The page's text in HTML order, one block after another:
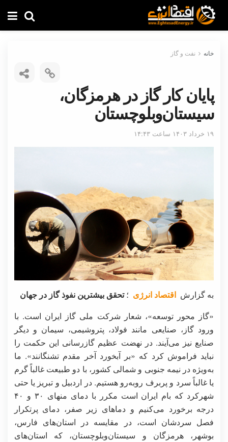
خانه نفت و گاز
پایان کار گاز در هرمزگان،
سیستان‌وبلوچستان
۱۹ خرداد ۱۴۰۳ ساعت ۱۴:۴۳
به گزارش اقتصاد انرژی ؛تحقق بیشترین نفوذ گاز در جهان
«گاز محور توسعه»، شعار شرکت ملی گاز ایران است. با
ورود گاز، صنایعی مانند فولاد، پتروشیمی، سیمان و دیگر
صنایع نیز می‌آیند. در نهضت عظیم گازرسانی این حکمت را
نباید فراموش کرد که «بر آبخورد آخر مقدم تشنگانند». ما
به‌ویژه در نیمه جنوبی و شمالی کشور، با دو طبیعت غالباً گرم
یا غالباً سرد و پربرف روبه‌رو هستیم. در اردبیل و تبریز یا حتی
شهرکرد که بام ایران است مکرر با دمای منهای ۳۰ و ۴۰
درجه برخورد می‌کنیم و دماهای زیر صفر، دمای پرتکرار
فصل سردشان است، در مقایسه در استان‌های فارس،
بوشهر، هرمزگان و سیستان‌وبلوچستان، که استان‌های